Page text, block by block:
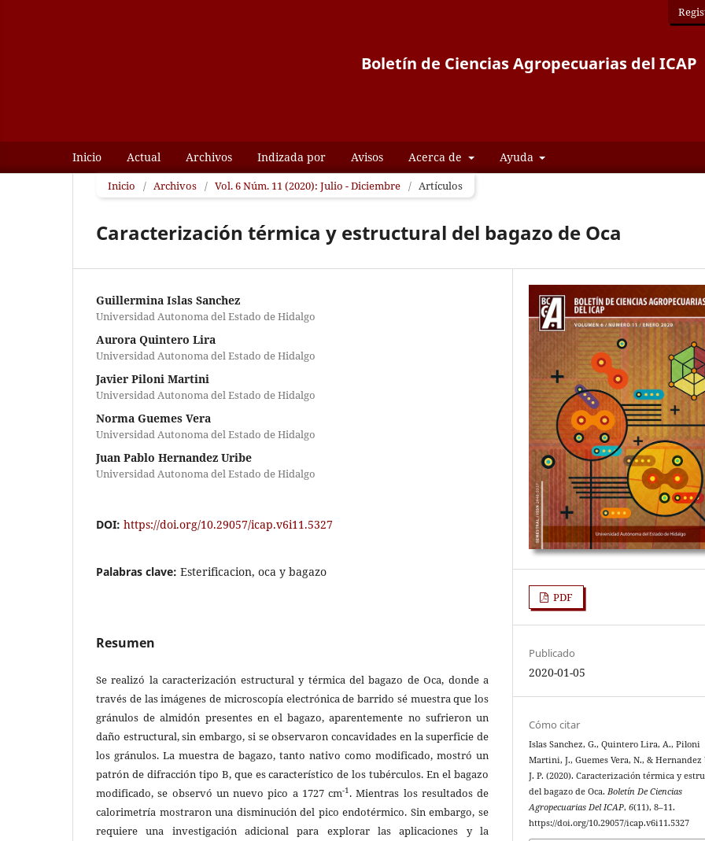
Boletín de Ciencias Agropecuarias del ICAP
Inicio Actual Archivos Indizada por Avisos Acerca de Ayuda
Inicio / Archivos / Vol. 6 Núm. 11 (2020): Julio - Diciembre / Artículos
Caracterización térmica y estructural del bagazo de Oca
Guillermina Islas Sanchez
Universidad Autonoma del Estado de Hidalgo
Aurora Quintero Lira
Universidad Autonoma del Estado de Hidalgo
Javier Piloni Martini
Universidad Autonoma del Estado de Hidalgo
Norma Guemes Vera
Universidad Autonoma del Estado de Hidalgo
Juan Pablo Hernandez Uribe
Universidad Autonoma del Estado de Hidalgo
DOI: https://doi.org/10.29057/icap.v6i11.5327
Palabras clave: Esterificacion, oca y bagazo
Resumen
Se realizó la caracterización estructural y térmica del bagazo de Oca, donde a
través de las imágenes de microscopía electrónica de barrido sé muestra que los
gránulos de almidón presentes en el bagazo, aparentemente no sufrieron un
daño estructural, sin embargo, si se observaron concavidades en la superficie de
los gránulos. La muestra de bagazo, tanto nativo como modificado, mostró un
patrón de difracción tipo B, que es característico de los tubérculos. En el bagazo
modificado, se observó un nuevo pico a 1727 cm-1. Mientras los resultados de
calorimetría mostraron una disminución del pico endotérmico. Sin embargo, se
requiere una investigación adicional para explorar las aplicaciones y la
PDF
Publicado
2020-01-05
Cómo citar
Islas Sanchez, G., Quintero Lira, A., Piloni
Martini, J., Guemes Vera, N., & Hernandez
J. P. (2020). Caracterización térmica y
del bagazo de Oca.Boletín De Ciencias
Agropecuarias Del ICAP,6(11), 8–11.
https://doi.org/10.29057/icap.v6i11.5327